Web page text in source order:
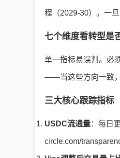
程（2029-30）。一
七个维度看转型是
单一指标易误判。必
——当这些方向一致，
三大核心跟踪指标
USDC流通量：每日
circle.com/